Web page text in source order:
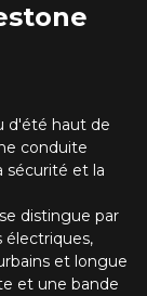
d'été haut de
conduite
sécurité et la
distingue par
électriques,
et longue
et une bande